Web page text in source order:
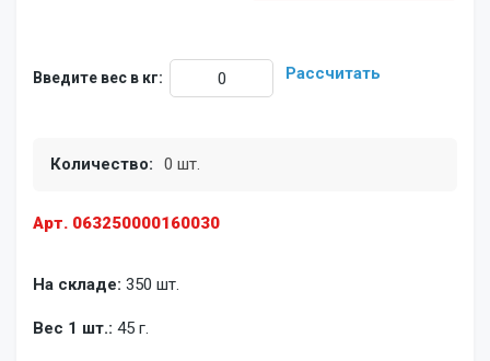
Арт. 063250000160030
На складе: 350 шт.
Вес 1 шт.: 45 г.
Введите вес в кг: Рассчитать
Количество: 0 шт.